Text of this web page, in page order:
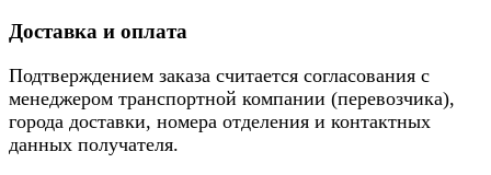
Доставка и оплата
Подтверждением заказа считается согласования с
менеджером транспортной компании (перевозчика),
города доставки, номера отделения и контактных
данных получателя.